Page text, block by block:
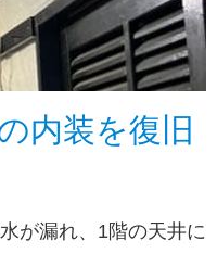
内装を復旧
が漏れ、1階の天井に